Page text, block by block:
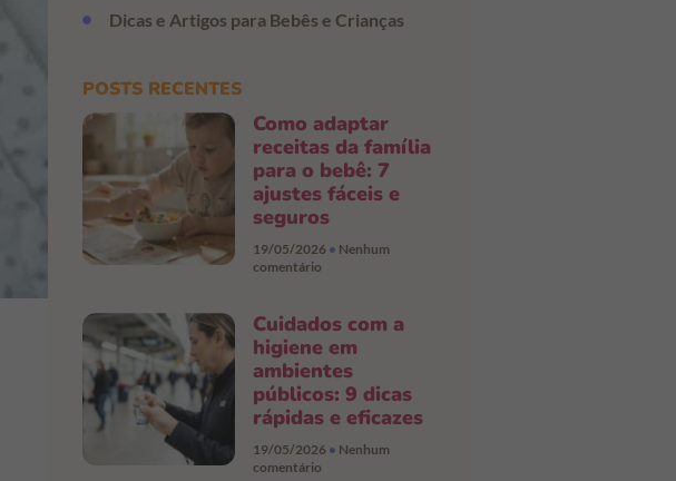
Dicas e Artigos para Bebês e Crianças
POSTS RECENTES
Como adaptar
receitas da família
para o bebê: 7
ajustes fáceis e
seguros
19/05/2026
Nenhum
comentário
Cuidados com a
higiene em
ambientes
públicos: 9 dicas
rápidas e eficazes
19/05/2026
Nenhum
comentário